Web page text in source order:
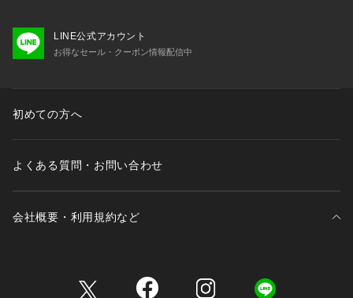
LINE公式アカウント
お得なセール・クーポン情報配信中
初めての方へ
よくある質問・お問い合わせ
会社概要・利用規約など